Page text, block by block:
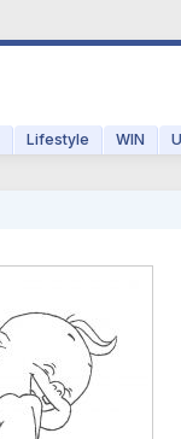
Lifestyle WIN